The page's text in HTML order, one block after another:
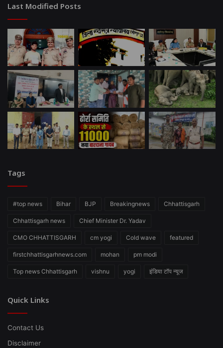
Last Modified Posts
Tags
#top news Bihar BJP Breakingnews Chhattisgarh
Chhattisgarh news Chief Minister Dr. Yadav
CMO CHHATTISGARH cm yogi Cold wave featured
firstchhattisgarhnews.com mohan pm modi
Top news Chhattisgarh vishnu yogi इंडिया टॉप न्यूज
Quick Links
Contact Us
Disclaimer